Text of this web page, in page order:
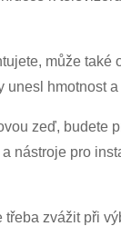
může
unesl hmotnost
zeď, budete
nástroje pro
třeba zvážit při